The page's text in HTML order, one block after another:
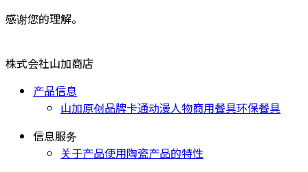
感谢您的理解。
株式会社山加商店
产品信息
山加原创品牌卡通动漫人物商用餐具环保餐具
信息服务
关于产品使用陶瓷产品的特性